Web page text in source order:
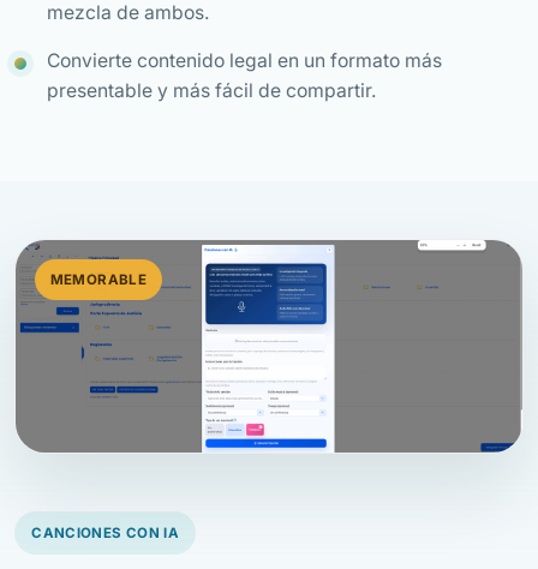
mezcla de ambos.
Convierte contenido legal en un formato más
presentable y más fácil de compartir.
MEMORABLE
CANCIONES CON IA